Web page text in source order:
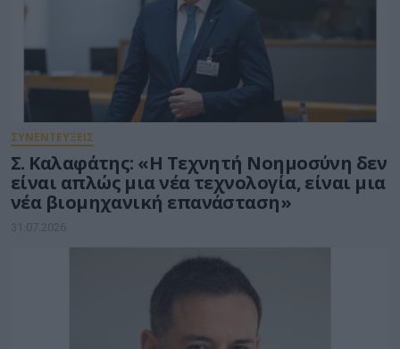
ΣΥΝΕΝΤΕΥΞΕΙΣ
Σ. Καλαφάτης: «Η Τεχνητή Νοημοσύνη δεν
είναι απλώς μια νέα τεχνολογία, είναι μια
νέα βιομηχανική επανάσταση»
31.07.2026